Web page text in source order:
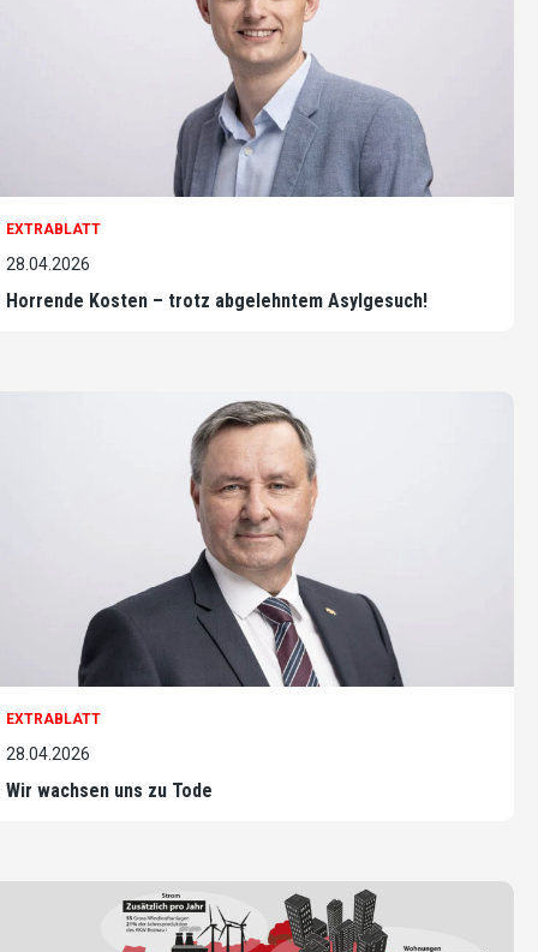
EXTRABLATT
28.04.2026
Horrende Kosten – trotz abgelehntem Asylgesuch!
EXTRABLATT
28.04.2026
Wir wachsen uns zu Tode